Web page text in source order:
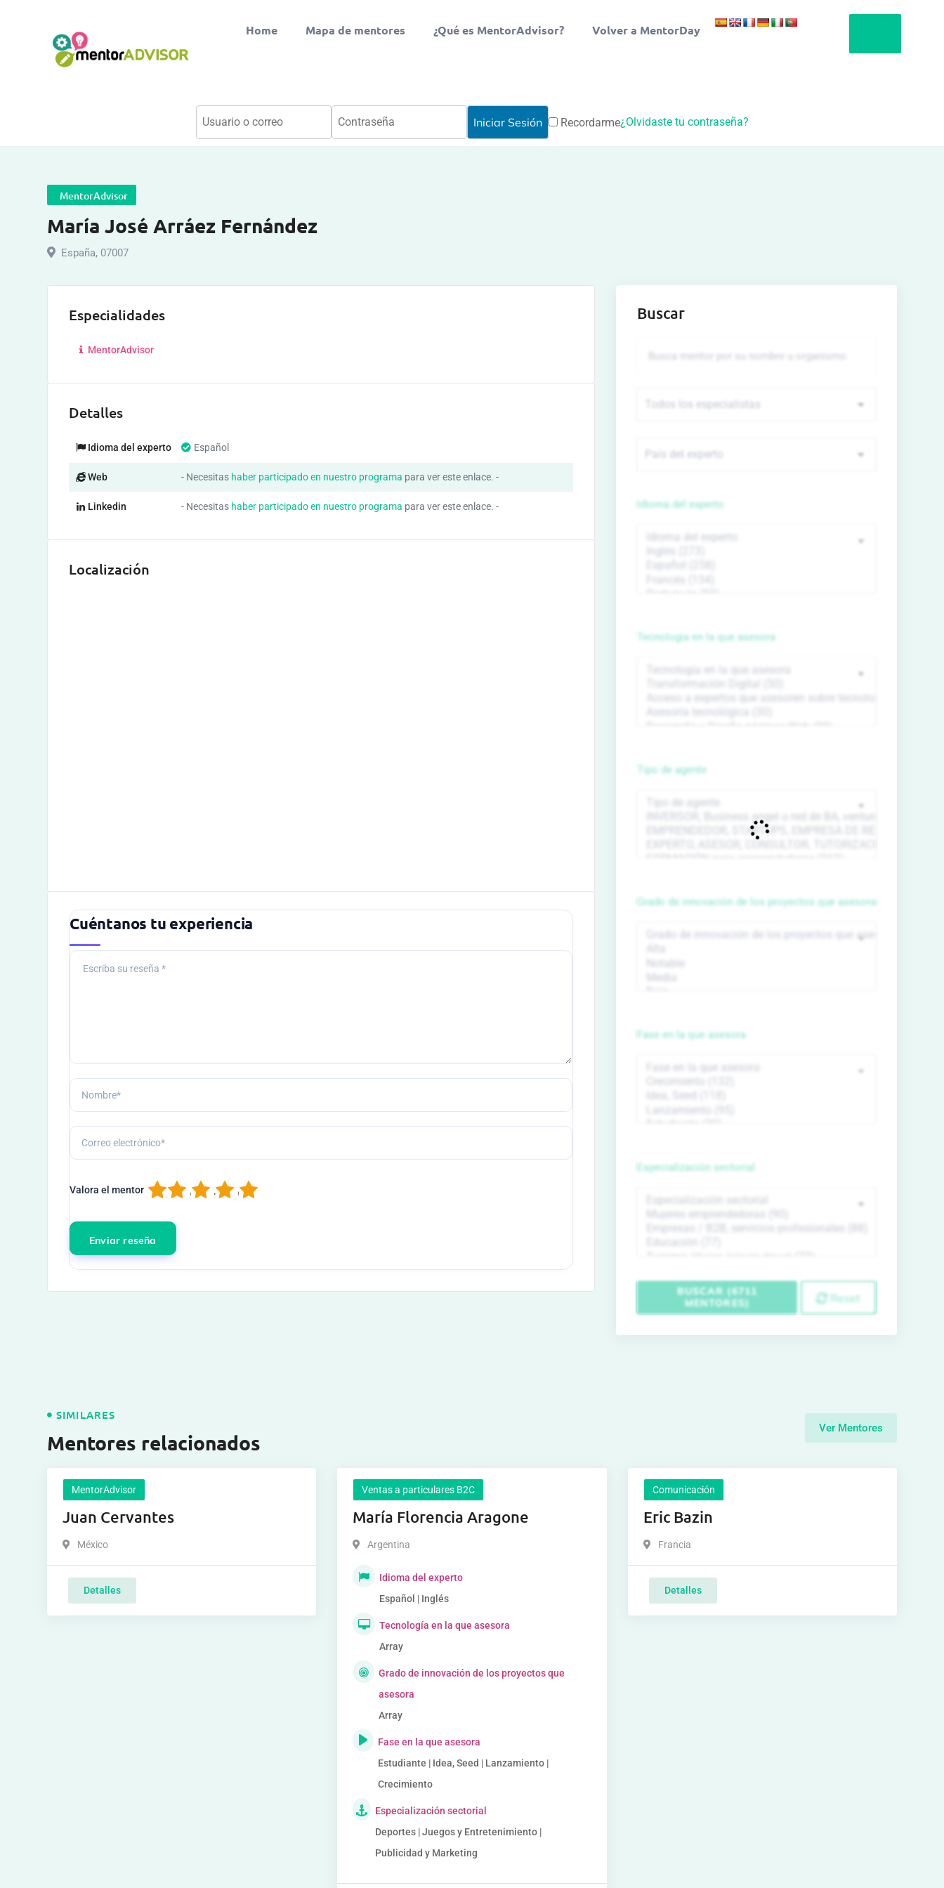
Home Mapa de mentores ¿Qué es MentorAdvisor? Volver a MentorDay
Recordarme¿Olvidaste tu contraseña?
MentorAdvisor
María José Arráez Fernández
España, 07007
Especialidades
MentorAdvisor
Detalles
Idioma del experto Español
Web - Necesitas haber participado en nuestro programa para ver este enlace. -
Linkedin - Necesitas haber participado en nuestro programa para ver este enlace. -
Localización
Cuéntanos tu experiencia
Valora el mentor 5
4
3
2
1
Buscar
Idioma del experto
Tecnología en la que asesora
Tipo de agente
Grado de innovación de los proyectos que asesora
Fase en la que asesora
Especialización sectorial
BUSCAR (6711
MENTORES)
Reset
SIMILARES
Mentores relacionados
Ver Mentores
MentorAdvisor
Juan Cervantes
México
Detalles
Ventas a particulares B2C
María Florencia Aragone
Argentina
Idioma del experto
Español | Inglés
Tecnología en la que asesora
Array
Grado de innovación de los proyectos que
asesora
Array
Fase en la que asesora
Estudiante | Idea, Seed | Lanzamiento |
Crecimiento
Especialización sectorial
Deportes | Juegos y Entretenimiento |
Publicidad y Marketing
Comunicación
Eric Bazin
Francia
Detalles